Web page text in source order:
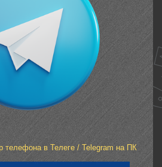
телефона в Телеге / Telegram на ПК